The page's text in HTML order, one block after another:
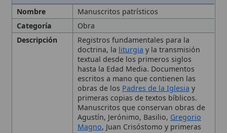
Descripción
Registros fundamentales para la
doctrina, laliturgiay la transmisión
textual desde los primeros siglos
hasta la Edad Media. Documentos
escritos a mano que contienen las
obras de losPadres de la Iglesiay
primeras copias de textos bíblicos.
Manuscritos que conservan obras de
Agustín, Jerónimo, Basilio,Gregorio
Magno, Juan Crisóstomo y primeras
ediciones del Antiguo yNuevo
Testamento; incluyen homilías,
encíclicas y cartas, y son clave para la
crítica textual, paleografía y
codicología